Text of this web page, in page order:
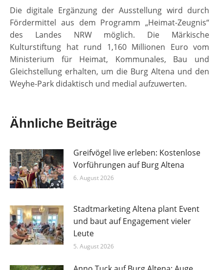
Die digitale Ergänzung der Ausstellung wird durch
Fördermittel aus dem Programm „Heimat-Zeugnis“
des Landes NRW möglich. Die Märkische
Kulturstiftung hat rund 1,160 Millionen Euro vom
Ministerium für Heimat, Kommunales, Bau und
Gleichstellung erhalten, um die Burg Altena und den
Weyhe-Park didaktisch und medial aufzuwerten.
Ähnliche Beiträge
Greifvögel live erleben: Kostenlose
Vorführungen auf Burg Altena
6. August 2026
Stadtmarketing Altena plant Event
und baut auf Engagement vieler
Leute
5. August 2026